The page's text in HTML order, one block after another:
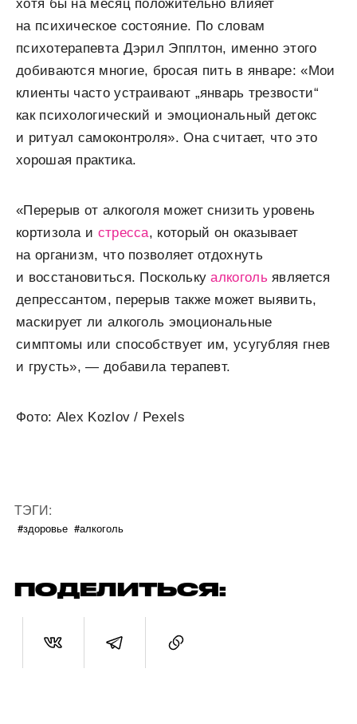
хотя бы на месяц положительно влияет
на психическое состояние. По словам
психотерапевта Дэрил Эпплтон, именно этого
добиваются многие, бросая пить в январе: «Мои
клиенты часто устраивают „январь трезвости“
как психологический и эмоциональный детокс
и ритуал самоконтроля». Она считает, что это
хорошая практика.
«Перерыв от алкоголя может снизить уровень
кортизола и стресса, который он оказывает
на организм, что позволяет отдохнуть
и восстановиться. Посколькуалкоголь является
депрессантом, перерыв также может выявить,
маскирует ли алкоголь эмоциональные
симптомы или способствует им, усугубляя гнев
и грусть», — добавила терапевт.
Фото: Alex Kozlov / Pexels
ТЭГИ:
#здоровье #алкоголь
ПОДЕЛИТЬСЯ: